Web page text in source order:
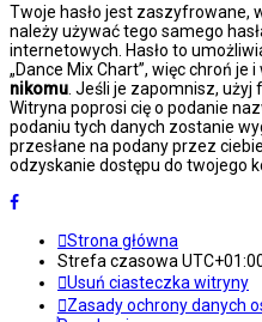
Twoje hasło jest zaszyfrowane,
należy używać tego samego
internetowych. Hasło to
„Dance Mix Chart”, więc chroń
nikomu . Jeśli je zapomnisz, użyj
Witryna poprosi cię o podanie
podaniu tych danych zostanie
przesłane na podany przez
odzyskanie dostępu do twojego
Strona główna
Strefa czasowa
Usuń ciasteczka witryny
Zasady ochrony danych